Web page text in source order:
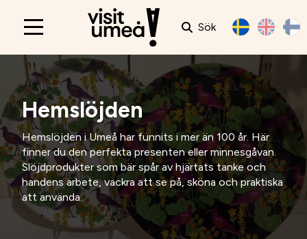
Main
Sök
Hemslöjden
Hemslöjden i Umeå har funnits i mer än 100 år. Här
finner du den perfekta presenten eller minnesgåvan.
Slöjdprodukter som bär spår av hjärtats tanke och
handens arbete, vackra att se på, sköna och praktiska
att använda.